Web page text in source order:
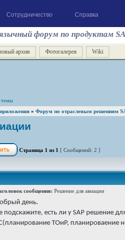
Сотрудничество Справка
форум по продуктам
архив Фотогалерея Wiki
темы
» Форум по отраслевым решениям
Страница 1 из 1 [ Сообщений: 2 ]
сообщения: Решение для авиации
день.
подскажите, есть ли у SAP решение
ТОиР, планироваение